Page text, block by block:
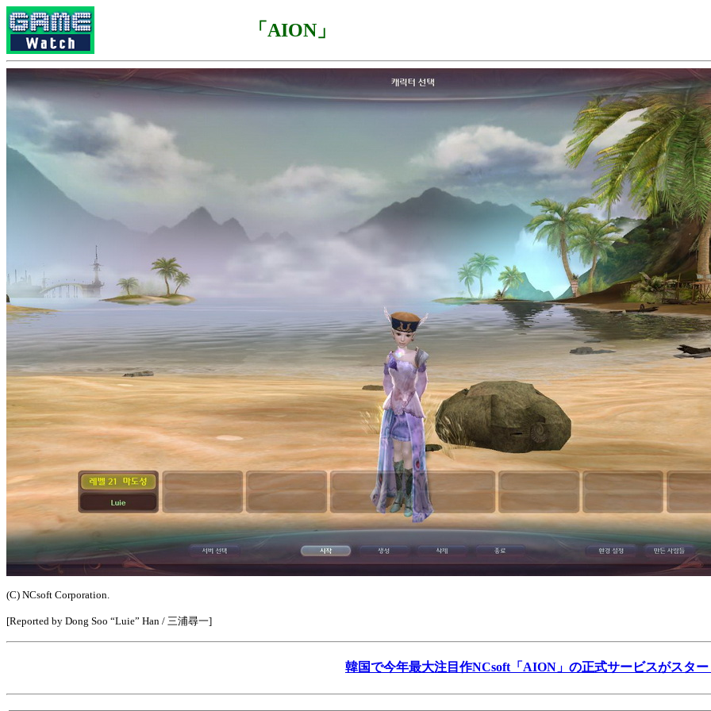
「AION」
(C) NCsoft Corporation.
[Reported by Dong Soo “Luie” Han / 三浦尋一]
韓国で今年最大注目作NCsoft「AION」の正式サービスがスター